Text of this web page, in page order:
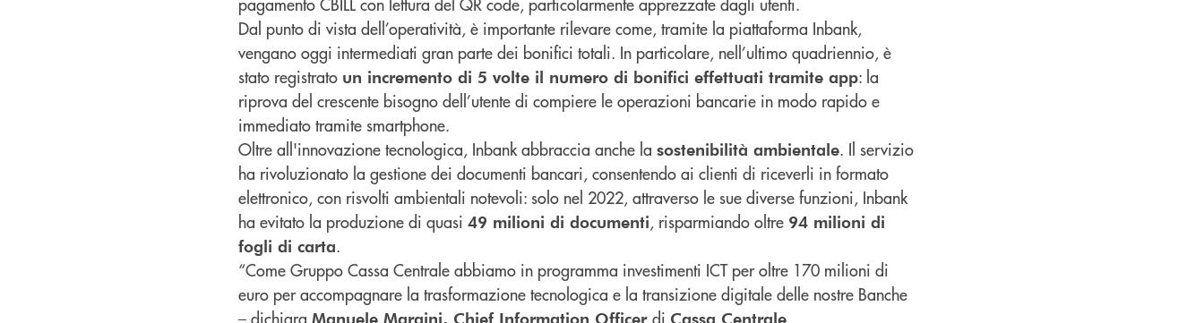
Dal punto di vista dell’operatività, è importante rilevare come, tramite la piattaforma Inbank,
vengano oggi intermediati gran parte dei bonifici totali. In particolare, nell’ultimo quadriennio, è
stato registrato un incremento di 5 volte il numero di bonifici effettuati tramite app: la
riprova del crescente bisogno dell’utente di compiere le operazioni bancarie in modo rapido e
immediato tramite smartphone.
Oltre all'innovazione tecnologica, Inbank abbraccia anche la sostenibilità ambientale. Il servizio
ha rivoluzionato la gestione dei documenti bancari, consentendo ai clienti di riceverli in formato
elettronico, con risvolti ambientali notevoli: solo nel 2022, attraverso le sue diverse funzioni, Inbank
ha evitato la produzione di quasi 49 milioni di documenti, risparmiando oltre 94 milioni di
fogli di carta.
“Come Gruppo Cassa Centrale abbiamo in programma investimenti ICT per oltre 170 milioni di
euro per accompagnare la trasformazione tecnologica e la transizione digitale delle nostre Banche
– dichiara Manuele Margini, Chief Information Officer di Cassa Centrale